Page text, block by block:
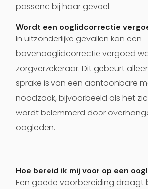
passend bij haar gevoel.
Wordt een ooglidcorrectie
In uitzonderlijke gevallen kan een
bovenooglidcorrectie vergoed
zorgverzekeraar. Dit gebeurt
sprake is van een aantoonbare
noodzaak, bijvoorbeeld als het
wordt belemmerd door
oogleden.
Hoe bereid ik mij voor op een
Een goede voorbereiding draagt